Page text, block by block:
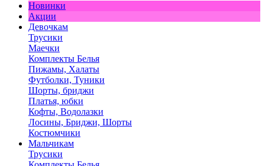
Новинки
Акции
Девочкам
Трусики
Маечки
Комплекты Белья
Пижамы, Халаты
Футболки, Туники
Шорты, бриджи
Платья, юбки
Кофты, Водолазки
Лосины, Бриджи, Шорты
Костюмчики
Мальчикам
Трусики